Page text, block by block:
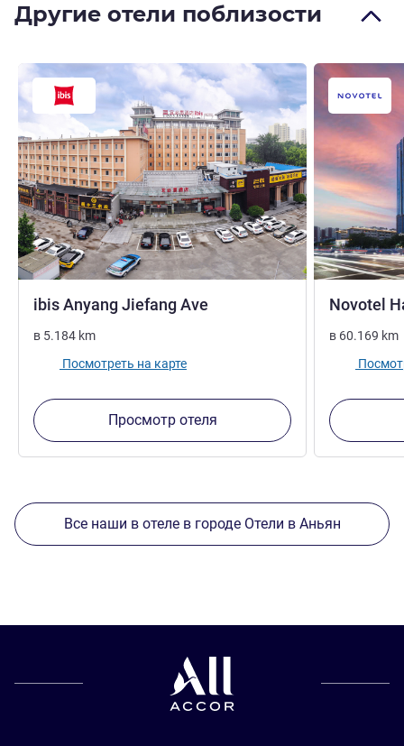
Другие отели поблизости
ibis Anyang Jiefang Ave
в 5.184 km
Посмотреть на карте
Просмотр отеля
Novotel
в 60.169 km
Все наши в отеле в городе Отели в Аньян